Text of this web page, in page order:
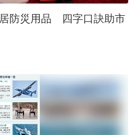
防災用品 四字口訣助市